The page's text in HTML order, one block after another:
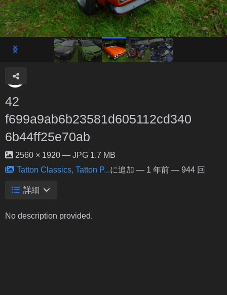
42
f699a9ab6b23581d605112cd340
6b44ff25e70ab
2560 × 1920 — JPG 1.7 MB
Tatton Classics, Tatton P...に追加 — 1 年前 — 944 回
詳細
No description provided.